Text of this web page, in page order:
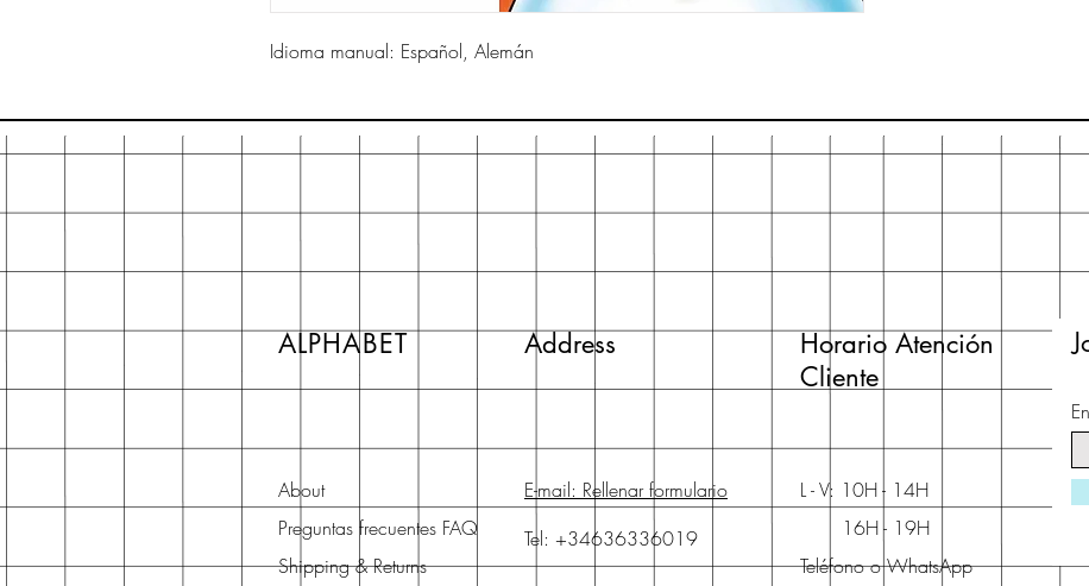
Idioma manual: Español, Alemán
ALPHABET Address
About
Preguntas frecuentes FAQ
Shipping & Returns
E-mail: Rellenar formulario
Tel: +34636336019
Horario Atención
Cliente
L - V: 10H - 14H
16H - 19H
Teléfono o WhatsApp